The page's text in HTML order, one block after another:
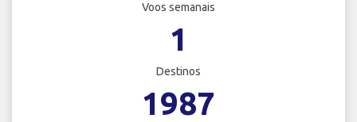
Voos semanais
1
Destinos
1987